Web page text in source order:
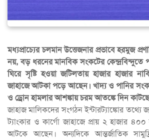
মধ্যপ্রাচ্যের চলমান উত্তেজনার প্রভাবে হরমুজ
নয়, বড় ধরনের মানবিক সংকটের কেন্দ্রবিন্দুতে
ঘিরে সৃষ্টি হওয়া জটিলতায় হাজার হাজার
জাহাজে আটকা পড়ে আছেন। খাদ্য ও পানির
ও ড্রোন হামলার আশঙ্কায় চরম আতঙ্কে দিন
জাহাজ মালিকদের সংগঠন ইন্টারট্যাঙ্কোর তথ্যে
ট্যাংকার ও কার্গো জাহাজে প্রায় ২ হাজার
আটকে আছেন। অন্যদিকে আন্তর্জাতিক